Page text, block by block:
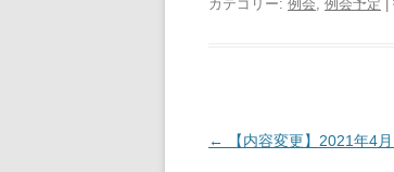
い
ま
す
し
い
ウ
カテゴリー: 例会 例会予定
投
← 【内容変更】2021年4